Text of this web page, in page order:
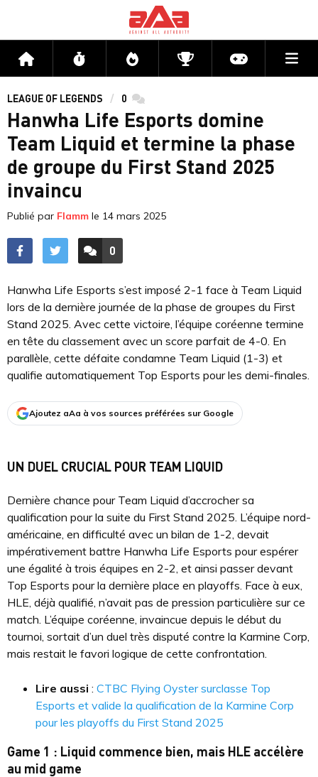
Accueil Flux Directs CompétitionsActu jeux
LEAGUE OF LEGENDS 0 commentaires
Hanwha Life Esports domine
Team Liquid et termine la phase
de groupe du First Stand 2025
invaincu
Publié par Flamm le 14 mars 2025
ACCÉDER AUX
0
COMMENTAIRES
Hanwha Life Esports s’est imposé 2-1 face à Team Liquid
lors de la dernière journée de la phase de groupes du First
Stand 2025. Avec cette victoire, l’équipe coréenne termine
en tête du classement avec un score parfait de 4-0. En
parallèle, cette défaite condamne Team Liquid (1-3) et
qualifie automatiquement Top Esports pour les demi-finales.
Ajoutez aAa à vos sources préférées sur Google
UN DUEL CRUCIAL POUR TEAM LIQUID
Dernière chance pour Team Liquid d’accrocher sa
qualification pour la suite du First Stand 2025. L’équipe nord-
américaine, en difficulté avec un bilan de 1-2, devait
impérativement battre Hanwha Life Esports pour espérer
une égalité à trois équipes en 2-2, et ainsi passer devant
Top Esports pour la dernière place en playoffs. Face à eux,
HLE, déjà qualifié, n’avait pas de pression particulière sur ce
match. L’équipe coréenne, invaincue depuis le début du
tournoi, sortait d’un duel très disputé contre la Karmine Corp,
mais restait le favori logique de cette confrontation.
Lire aussi : CTBC Flying Oyster surclasse Top
Esports et valide la qualification de la Karmine Corp
pour les playoffs du First Stand 2025
Game 1 : Liquid commence bien, mais HLE accélère
au mid game